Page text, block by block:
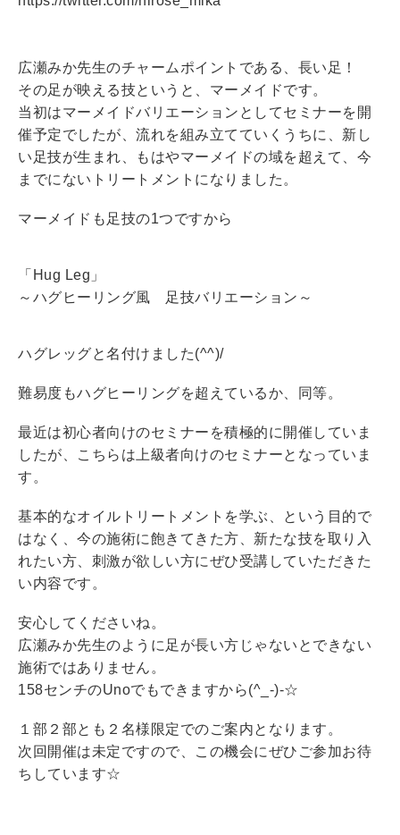
広瀬みか先生のチャームポイントである、長い足！
その足が映える技というと、マーメイドです。
当初はマーメイドバリエーションとしてセミナーを開
催予定でしたが、流れを組み立てていくうちに、新し
い足技が生まれ、もはやマーメイドの域を超えて、今
までにないトリートメントになりました。
マーメイドも足技の1つですから
「Hug Leg」
～ハグヒーリング風 足技バリエーション～
ハグレッグと名付けました(^^)/
難易度もハグヒーリングを超えているか、同等。
最近は初心者向けのセミナーを積極的に開催していま
したが、こちらは上級者向けのセミナーとなっていま
す。
基本的なオイルトリートメントを学ぶ、という目的で
はなく、今の施術に飽きてきた方、新たな技を取り入
れたい方、刺激が欲しい方にぜひ受講していただきた
い内容です。
安心してくださいね。
広瀬みか先生のように足が長い方じゃないとできない
施術ではありません。
158センチのUnoでもできますから(^_-)-☆
１部２部とも２名様限定でのご案内となります。
次回開催は未定ですので、この機会にぜひご参加お待
ちしています☆